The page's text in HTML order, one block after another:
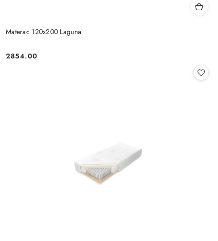
Materac 120x200 Laguna
Cena:
2854.00